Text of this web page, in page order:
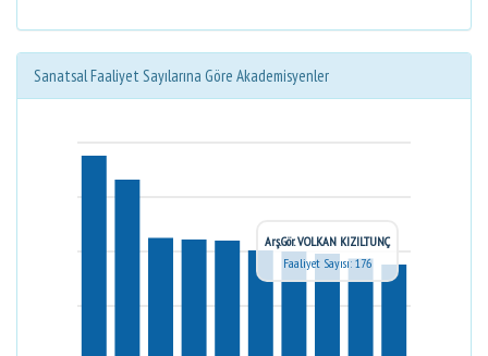
Sanatsal Faaliyet Sayılarına Göre Akademisyenler
Arş.Gör. VOLKAN KIZILTUNÇ
Faaliyet Sayısı: 176